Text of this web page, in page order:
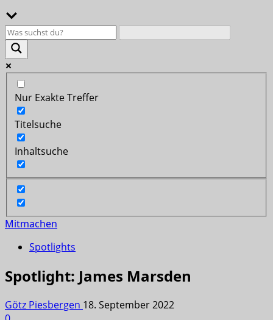
Nur Exakte Treffer
Titelsuche
Inhaltsuche
Mitmachen
Spotlights
Spotlight: James Marsden
Götz Piesbergen 18. September 2022